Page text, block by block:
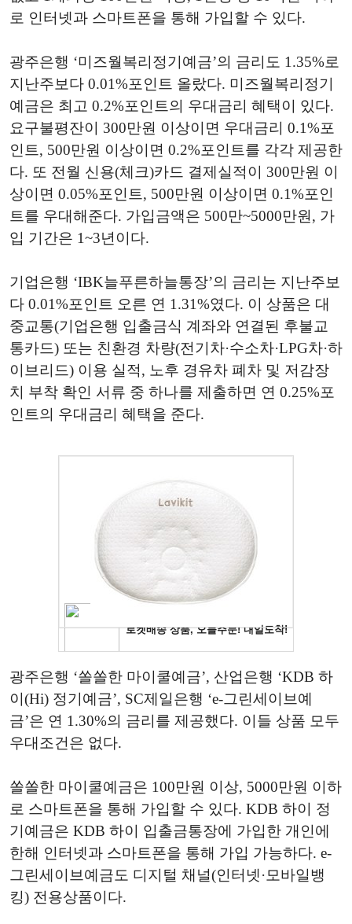
로 인터넷과 스마트폰을 통해 가입할 수 있다.
광주은행 ‘미즈월복리정기예금’의 금리도 1.35%로
지난주보다 0.01%포인트 올랐다. 미즈월복리정기
예금은 최고 0.2%포인트의 우대금리 혜택이 있다.
요구불평잔이 300만원 이상이면 우대금리 0.1%포
인트, 500만원 이상이면 0.2%포인트를 각각 제공한
다. 또 전월 신용(체크)카드 결제실적이 300만원 이
상이면 0.05%포인트, 500만원 이상이면 0.1%포인
트를 우대해준다. 가입금액은 500만~5000만원, 가
입 기간은 1~3년이다.
기업은행 ‘IBK늘푸른하늘통장’의 금리는 지난주보
다 0.01%포인트 오른 연 1.31%였다. 이 상품은 대
중교통(기업은행 입출금식 계좌와 연결된 후불교
통카드) 또는 친환경 차량(전기차·수소차·LPG차·하
이브리드) 이용 실적, 노후 경유차 폐차 및 저감장
치 부착 확인 서류 중 하나를 제출하면 연 0.25%포
인트의 우대금리 혜택을 준다.
광주은행 ‘쏠쏠한 마이쿨예금’, 산업은행 ‘KDB 하
이(Hi) 정기예금’, SC제일은행 ‘e-그린세이브예
금’은 연 1.30%의 금리를 제공했다. 이들 상품 모두
우대조건은 없다.
쏠쏠한 마이쿨예금은 100만원 이상, 5000만원 이하
로 스마트폰을 통해 가입할 수 있다. KDB 하이 정
기예금은 KDB 하이 입출금통장에 가입한 개인에
한해 인터넷과 스마트폰을 통해 가입 가능하다. e-
그린세이브예금도 디지털 채널(인터넷·모바일뱅
킹) 전용상품이다.